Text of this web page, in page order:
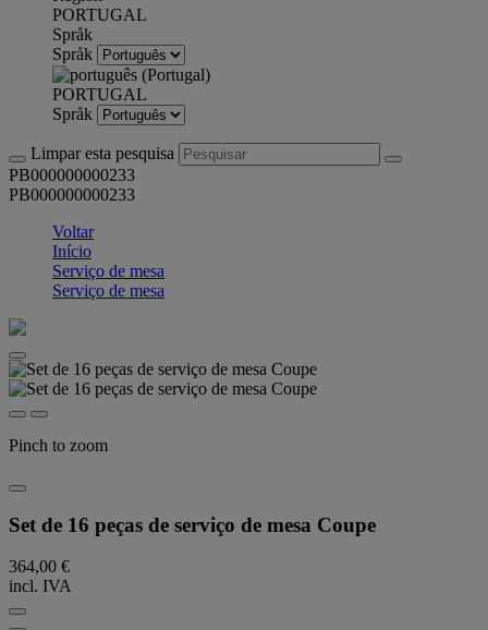
PORTUGAL
Språk
Språk
PORTUGAL
Språk
Limpar esta pesquisa
PB000000000233
PB000000000233
Voltar
Início
Serviço de mesa
Serviço de mesa
Pinch to zoom
Set de 16 peças de serviço de mesa Coupe
364,00 €
incl. IVA